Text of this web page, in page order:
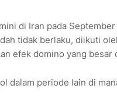
di Iran pada
tidak berlaku, diikuti
efek domino yang
dalam periode lain di